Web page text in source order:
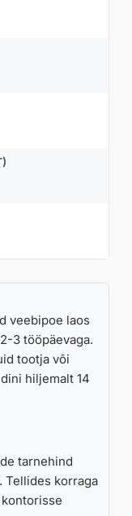
ja
välja rehve,
saadaval
kui
ja kindlust
valik.
veebipoe laos
3 tööpäevaga.
tootja või
hiljemalt 14
tarnehind
Tellides korraga